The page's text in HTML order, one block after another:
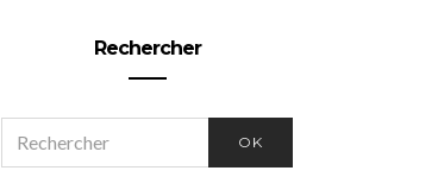
Rechercher
FOR:
OK